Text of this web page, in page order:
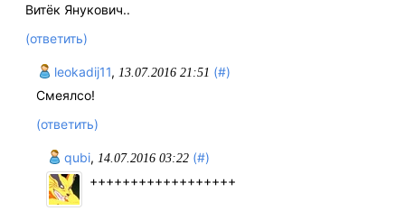
Витёк Янукович..
(ответить)
leokadij11, 13.07.2016 21:51 (#)
Смеялсо!
(ответить)
qubi, 14.07.2016 03:22 (#)
++++++++++++++++++